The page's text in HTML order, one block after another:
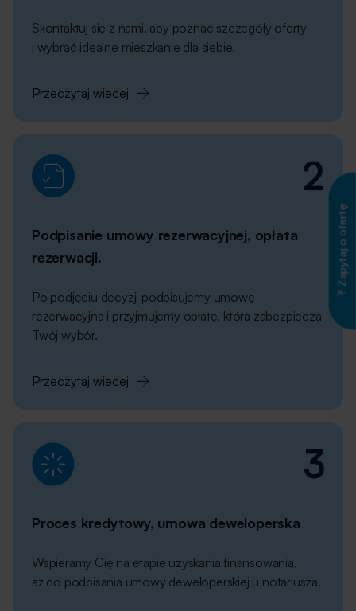
Skontaktuj się z nami, aby poznać szczegóły oferty
i wybrać idealne mieszkanie dla siebie.
Przeczytaj wiecej
2
Podpisanie umowy rezerwacyjnej, opłata
rezerwacji.
Po podjęciu decyzji podpisujemy umowę
rezerwacyjną i przyjmujemy opłatę, która zabezpiecza
Twój wybór.
Przeczytaj wiecej
3
Proces kredytowy, umowa deweloperska
Wspieramy Cię na etapie uzyskania finansowania,
aż do podpisania umowy deweloperskiej u notariusza.
Zapytaj o ofertę